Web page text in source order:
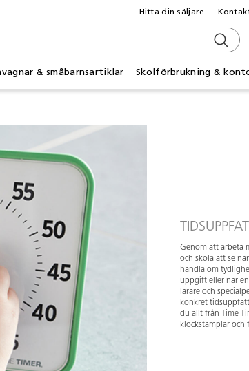
& småbarnsartiklar Skolförbrukning &
Hitta din säljare
Genom att arbeta
och skola att se
handla om
uppgift eller när
lärare och
konkret
du allt från Time
klockstämplar och